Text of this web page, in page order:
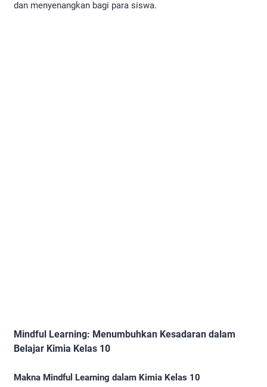
dan menyenangkan bagi para siswa.
Mindful Learning: Menumbuhkan Kesadaran dalam
Belajar Kimia Kelas 10
Makna Mindful Learning dalam Kimia Kelas 10